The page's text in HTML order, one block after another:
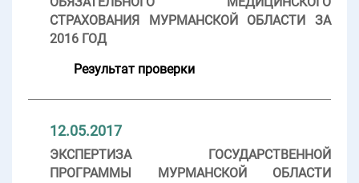
СТРАХОВАНИЯ МУРМАНСКОЙ ОБЛАСТИ ЗА
2016 ГОД
Результат проверки
12.05.2017
ЭКСПЕРТИЗА ГОСУДАРСТВЕННОЙ
ПРОГРАММЫ МУРМАНСКОЙ ОБЛАСТИ